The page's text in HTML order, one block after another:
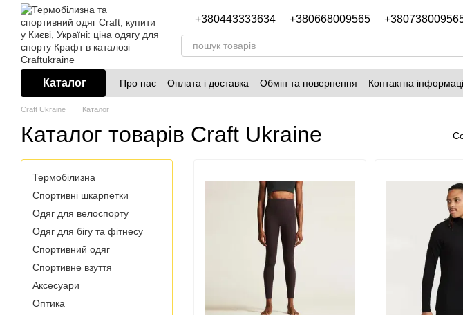
Перейти до основного контенту
+380443333634 +380668009565
Каталог Про нас Оплата і доставка Обмін та повернення Контактна
Craft Ukraine Каталог
Каталог товарів Craft Ukraine
Термобілизна
Спортивні шкарпетки
Одяг для велоспорту
Одяг для бігу та фітнесу
Спортивний одяг
Спортивне взуття
Аксесуари
Оптика